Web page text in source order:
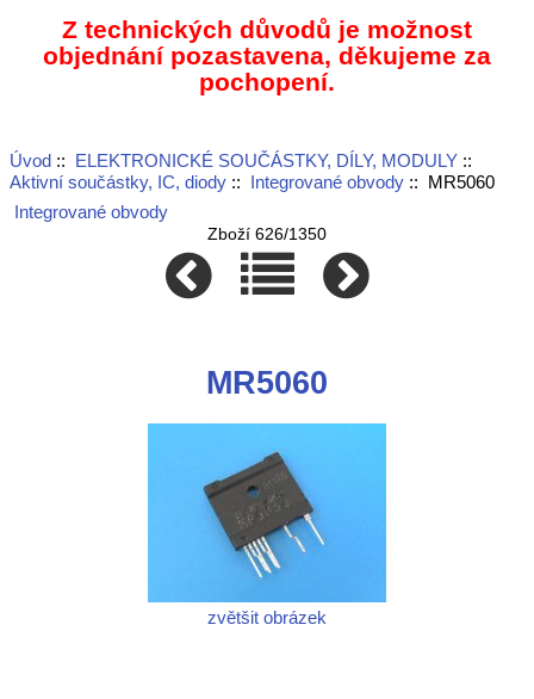
Z technických důvodů je možnost
objednání pozastavena, děkujeme za
pochopení.
Úvod:: ELEKTRONICKÉ SOUČÁSTKY, DÍLY, MODULY::
Aktivní součástky, IC, diody:: Integrované obvody:: MR5060
Integrované obvody
Zboží 626/1350
MR5060
zvětšit obrázek